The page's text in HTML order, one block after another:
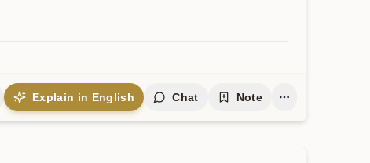
Explain in English Chat Note